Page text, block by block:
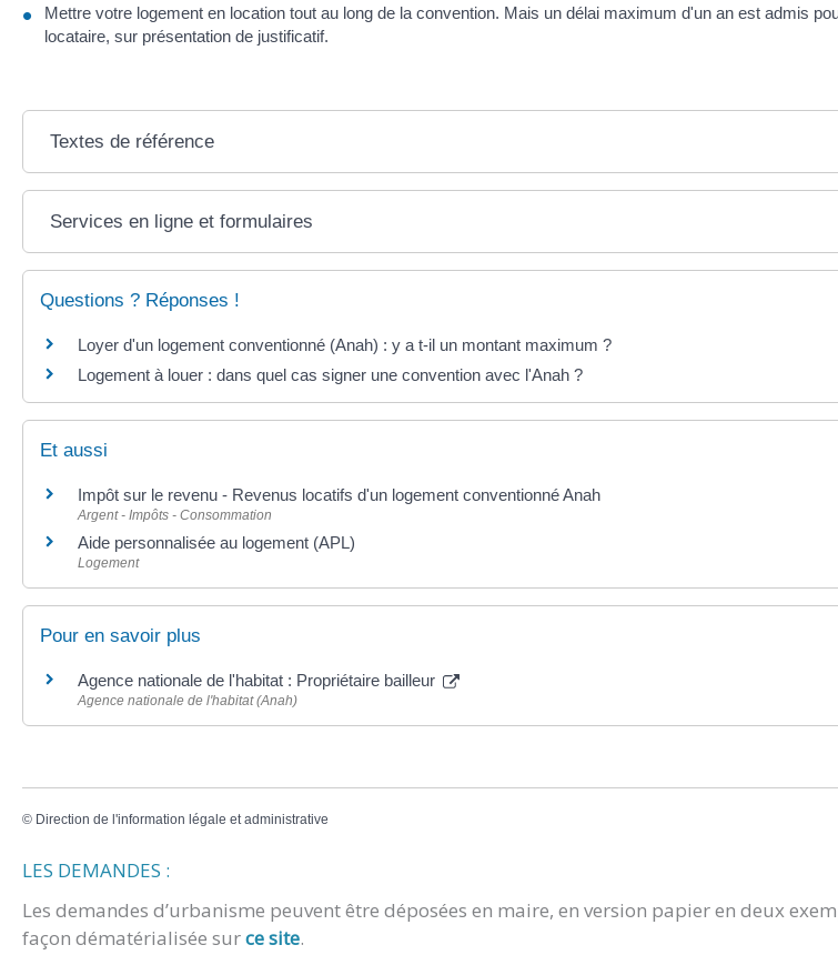
Mettre votre logement en location tout au long de la convention. Mais un délai maximum d'un an est admis
locataire, sur présentation de justificatif.
Textes de référence
Services en ligne et formulaires
Questions ? Réponses !
Loyer d'un logement conventionné (Anah) : y a t-il un montant maximum ?
Logement à louer : dans quel cas signer une convention avec l'Anah ?
Et aussi
Impôt sur le revenu - Revenus locatifs d'un logement conventionné Anah
Argent - Impôts - Consommation
Aide personnalisée au logement (APL)
Logement
Pour en savoir plus
Agence nationale de l'habitat : Propriétaire bailleur
Agence nationale de l'habitat (Anah)
© Direction de l'information légale et administrative
LES DEMANDES :
Les demandes d’urbanisme peuvent être déposées en maire, en version papier en deux
façon dématérialisée surce site.